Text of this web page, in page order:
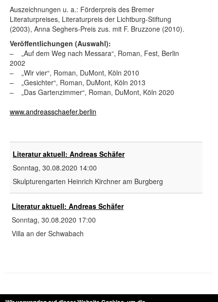
Auszeichnungen u. a.: Förderpreis des Bremer
Literaturpreises, Literaturpreis der Lichtburg-Stiftung
(2003), Anna Seghers-Preis zus. mit F. Bruzzone (2010).
Veröffentlichungen (Auswahl):
– „Auf dem Weg nach Messara“, Roman, Fest, Berlin
2002
– „Wir vier“, Roman, DuMont, Köln 2010
– „Gesichter“, Roman, DuMont, Köln 2013
– „Das Gartenzimmer“, Roman, DuMont, Köln 2020
www.andreasschaefer.berlin
Literatur aktuell: Andreas Schäfer
Sonntag, 30.08.2020 14:00
Skulpturengarten Heinrich Kirchner am Burgberg
Literatur aktuell: Andreas Schäfer
Sonntag, 30.08.2020 17:00
Villa an der Schwabach
Anreise Links Archiv Teilnehmer/innen seit 1980